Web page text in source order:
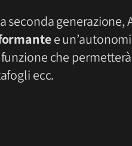
seconda
e
che
ecc.